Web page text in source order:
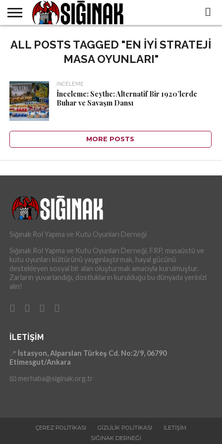
DERNEĞI
TÜM
İÇERIKLER
BOARDGAME
KÜTÜPHANEMIZ
BASINDA
BIZ
ÖZEL
İNDIRIMLER
EN
ALL POSTS TAGGED "EN IYI STRATEJI
MASA OYUNLARI"
İNCELEME
İnceleme: Scythe: Alternatif Bir 1920’lerde
Buhar ve Savaşın Dansı
MORE POSTS
Sığınak Rol Yapma ve Kutu Oyunları Derneği
Sığınak Rol Yapma ve Kutu Oyunları Derneği, FRP, masaüstü ve
kutu oyunları kültürünü yaygınlaştırmak, hayal gücünü
destekleyen sosyal bir alan oluşturmak amacıyla kurulmuştur.
Zarların yuvarlandığı, dostlukların kurulduğu bu dünyada yerinizi
alın!
İLETIŞIM
📍 İstasyon, Alparslan Türkeş Cd. No:2/9, 06790
Etimesgut/Ankara
📧 merhaba@siginak.org.tr
ÇEREZ POLITIKASI GIZLILIK POLITIKASI
İLETIŞIM
SIĞINAK DERNEĞI